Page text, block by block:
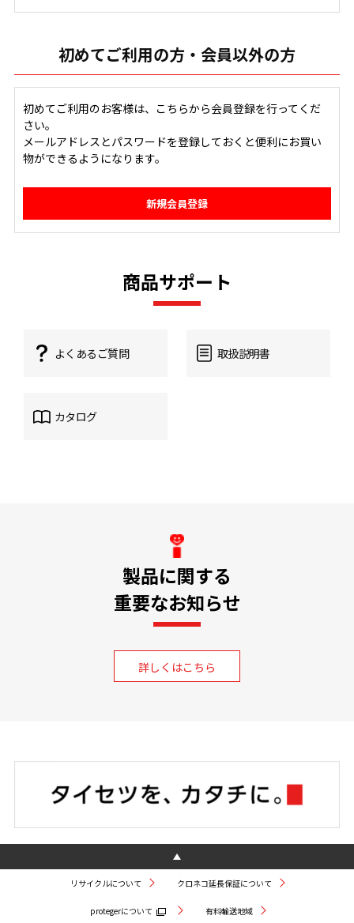
初めてご利用の方・会員以外の方
初めてご利用のお客様は、こちらから会員登録を行ってくだ
さい。
メールアドレスとパスワードを登録しておくと便利にお買い
物ができるようになります。
商品サポート
よくあるご質問 取扱説明書
カタログ
製品に関する
重要なお知らせ
詳しくはこちら
リサイクルについて クロネコ延長保証について
protegerについて 有料輸送地域